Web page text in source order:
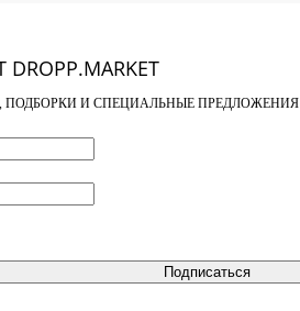
ПОДБОРКИ И СПЕЦИАЛЬНЫЕ ПРЕДЛОЖЕНИЯ
Подписаться